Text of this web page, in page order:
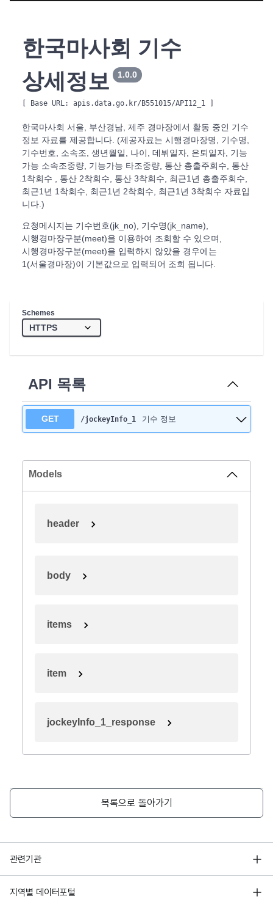
한국마사회 기수
상세정보
1.0.0
[ Base URL: apis.data.go.kr/B551015/API12_1
한국마사회 서울, 부산경남, 제주 경마장에서 활동 중인 기수
정보 자료를 제공합니다. (제공자료는 시행경마장명, 기수명,
기수번호, 소속조, 생년월일, 나이, 데뷔일자, 은퇴일자, 기능
가능 소속조중량, 기능가능 타조중량, 통산 총출주회수, 통산
1착회수 , 통산 2착회수, 통산 3착회수, 최근1년 총출주회수,
최근1년 1착회수, 최근1년 2착회수, 최근1년 3착회수 자료입
니다.)
요청메시지는 기수번호(jk_no), 기수명(jk_name),
시행경마장구분(meet)을 이용하여 조회할 수 있으며,
시행경마장구분(meet)을 입력하지 않았을 경우에는
1(서울경마장)이 기본값으로 입력되어 조회 됩니다.
Schemes
API 목록
GET /jockeyInfo_1 기수 정보
Models
header
body
items
item
jockeyInfo_1_response
목록으로 돌아가기
관련기관
행정안전부
한국지능정보사회진흥원
지역별 데이터포털
서울 열린데이터광장